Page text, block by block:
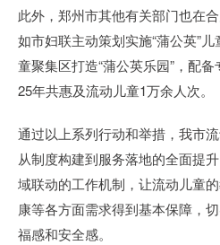
此外，郑州市其他有关部门也在
如市妇联主动策划实施“蒲公英”
童聚集区打造“蒲公英乐园”，配
25年共惠及流动儿童1万余人次。
通过以上系列行动和举措，我市
从制度构建到服务落地的全面提
域联动的工作机制，让流动儿童
康等各方面需求得到基本保障，
福感和安全感。